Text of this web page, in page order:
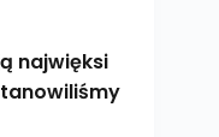
najwięksi